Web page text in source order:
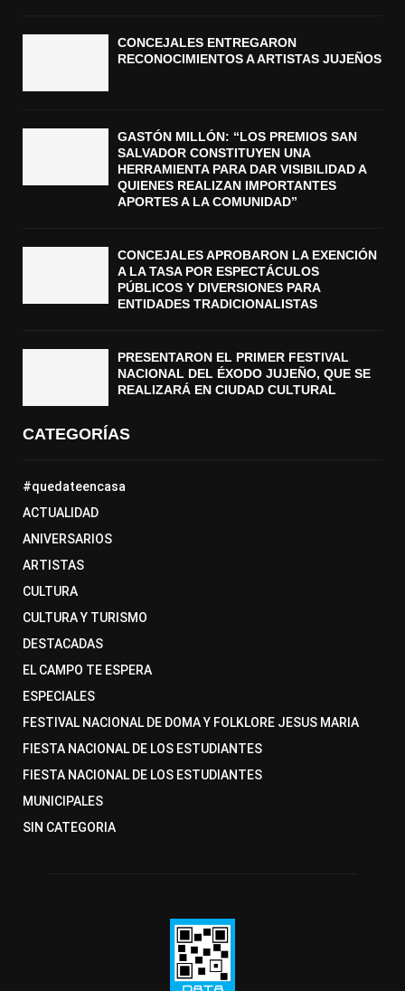
CONCEJALES ENTREGARON
RECONOCIMIENTOS A ARTISTAS JUJEÑOS
GASTÓN MILLÓN: “LOS PREMIOS SAN
SALVADOR CONSTITUYEN UNA
HERRAMIENTA PARA DAR VISIBILIDAD A
QUIENES REALIZAN IMPORTANTES
APORTES A LA COMUNIDAD”
CONCEJALES APROBARON LA EXENCIÓN
A LA TASA POR ESPECTÁCULOS
PÚBLICOS Y DIVERSIONES PARA
ENTIDADES TRADICIONALISTAS
PRESENTARON EL PRIMER FESTIVAL
NACIONAL DEL ÉXODO JUJEÑO, QUE SE
REALIZARÁ EN CIUDAD CULTURAL
CATEGORÍAS
#quedateencasa
ACTUALIDAD
ANIVERSARIOS
ARTISTAS
CULTURA
CULTURA Y TURISMO
DESTACADAS
EL CAMPO TE ESPERA
ESPECIALES
FESTIVAL NACIONAL DE DOMA Y FOLKLORE JESUS MARIA
FIESTA NACIONAL DE LOS ESTUDIANTES
FIESTA NACIONAL DE LOS ESTUDIANTES
MUNICIPALES
SIN CATEGORIA